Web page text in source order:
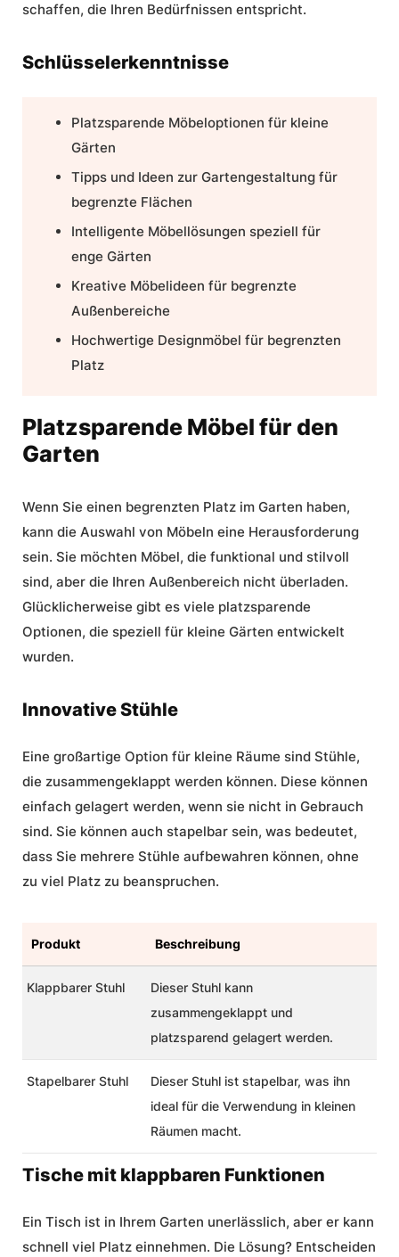
schaffen, die Ihren Bedürfnissen entspricht.
Schlüsselerkenntnisse
Platzsparende Möbeloptionen für kleine
Gärten
Tipps und Ideen zur Gartengestaltung für
begrenzte Flächen
Intelligente Möbellösungen speziell für
enge Gärten
Kreative Möbelideen für begrenzte
Außenbereiche
Hochwertige Designmöbel für begrenzten
Platz
Platzsparende Möbel für den
Garten
Wenn Sie einen begrenzten Platz im Garten haben,
kann die Auswahl von Möbeln eine Herausforderung
sein. Sie möchten Möbel, die funktional und stilvoll
sind, aber die Ihren Außenbereich nicht überladen.
Glücklicherweise gibt es viele platzsparende
Optionen, die speziell für kleine Gärten entwickelt
wurden.
Innovative Stühle
Eine großartige Option für kleine Räume sind Stühle,
die zusammengeklappt werden können. Diese können
einfach gelagert werden, wenn sie nicht in Gebrauch
sind. Sie können auch stapelbar sein, was bedeutet,
dass Sie mehrere Stühle aufbewahren können, ohne
zu viel Platz zu beanspruchen.
Produkt Beschreibung
Klappbarer Stuhl
Dieser Stuhl kann
zusammengeklappt und
platzsparend gelagert werden.
Stapelbarer Stuhl
Dieser Stuhl ist stapelbar, was ihn
ideal für die Verwendung in kleinen
Räumen macht.
Tische mit klappbaren Funktionen
Ein Tisch ist in Ihrem Garten unerlässlich, aber er kann
schnell viel Platz einnehmen. Die Lösung? Entscheiden